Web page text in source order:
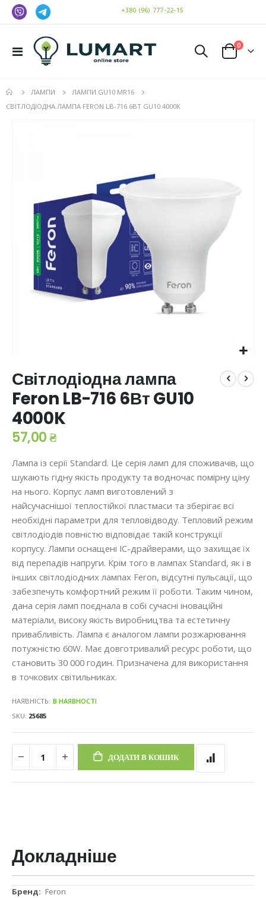
+380 (96) 777-22-15
Toggle
Cart
0
ЛАМПИ
ЛАМПИ GU10 MR16
СВІТЛОДІОДНА ЛАМПА FERON LB-716 6ВТ GU10 4000K
до
початку
галереї
зображень
Світлодіодна лампа
Feron LB-716 6Вт GU10
4000K
57,00 ₴
Лампа із серії Standard. Це серія ламп для споживачів, що
шукають гідну якість продукту та водночас помірну ціну
на нього. Корпус ламп виготовлений з
найсучаснішої теплостійкої пластмаси та зберігає всі
необхідні параметри для тепловідводу. Тепловий режим
світлодіодів повністю відповідає такій конструкції
корпусу. Лампи оснащені IC-драйверами, що захищає їх
від перепадів напруги. Крім того в лампах Standard, як і в
інших світлодіодних лампах Feron, відсутні пульсації, що
забезпечуть комфортний режим її роботи. Таким чином,
дана серія ламп поєднала в собі сучасні іноваційні
матеріали, високу якість виробництва та естетичну
привабливість. Лампа є аналогом лампи розжарювання
потужністю 60W. Має довготривалий ресурс роботи, що
становить 30 000 годин. Призначена для використання
в точкових світильниках.
НАЯВНІСТЬ: В НАЯВНОСТІ
SKU 25685
ДОДАТИ В КОШИК
Докладніше
ДокладнішеFeron